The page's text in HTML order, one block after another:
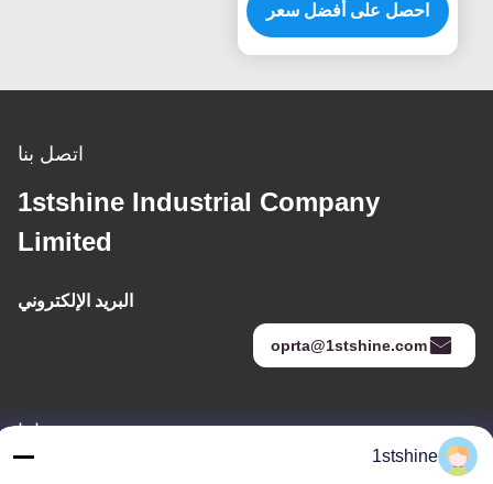
احصل على أفضل سعر
اتصل بنا
1stshine Industrial Company
Limited
البريد الإلكتروني
oprta@1stshine.com
عنواننا
العنوان
1stshine